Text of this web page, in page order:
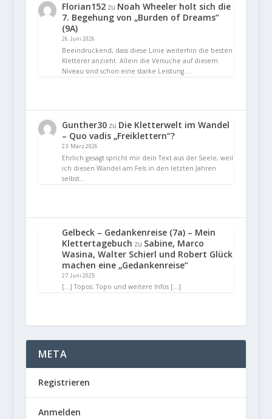
Florian152zu Noah Wheeler holt sich die
7. Begehung von „Burden of Dreams“
(9A)
26. Juni 2026
Beeindruckend, dass diese Linie weiterhin die besten
Kletterer anzieht. Allein die Versuche auf diesem
Niveau sind schon eine starke Leistung.…
Gunther30zu Die Kletterwelt im Wandel
– Quo vadis „Freiklettern“?
23. März 2026
Ehrlich gesagt spricht mir dein Text aus der Seele, weil
ich diesen Wandel am Fels in den letzten Jahren
selbst…
Gelbeck – Gedankenreise (7a) – Mein
Klettertagebuch zu Sabine, Marco
Wasina, Walter Schierl und Robert Glück
machen eine „Gedankenreise“
27. Juni 2025
[…] Topos: Topo und weitere Infos […]
META
Registrieren
Anmelden